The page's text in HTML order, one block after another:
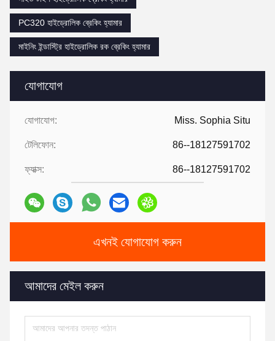
যোগাযোগ
যোগাযোগ: Miss. Sophia Situ
টেলিফোন: 86--18127591702
ফ্যাক্স: 86--18127591702
এখনই যোগাযোগ করুন
আমাদের মেইল ​​করুন
PC320 হাইড্রোলিক ব্রেকিং হ্যামার
মাইনিং ইন্ডাস্ট্রি হাইড্রোলিক রক ব্রেকিং হ্যামার